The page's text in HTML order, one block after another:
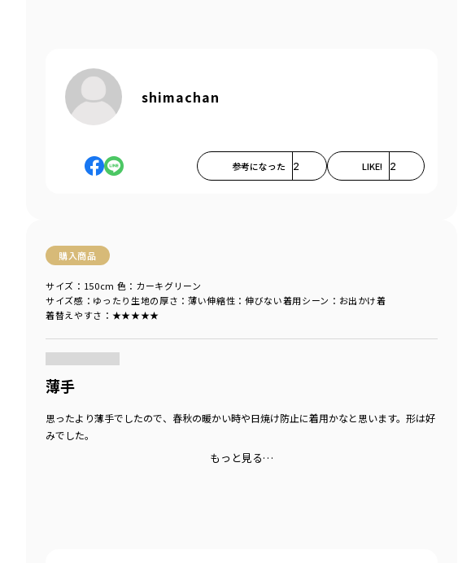
shimachan
参考になった 2 LIKE! 2
購入商品
サイズ感 ：ゆったり 生地の厚さ ：薄い伸縮性 ：伸びない着用シーン ：お出かけ着
着替えやすさ ：★★★★★
サイズ：150cm 色：カーキグリーン
薄手
思ったより薄手でしたので、春秋の暖かい時や日焼け防止に着用かなと思います。形は好
みでした。
もっと見る…